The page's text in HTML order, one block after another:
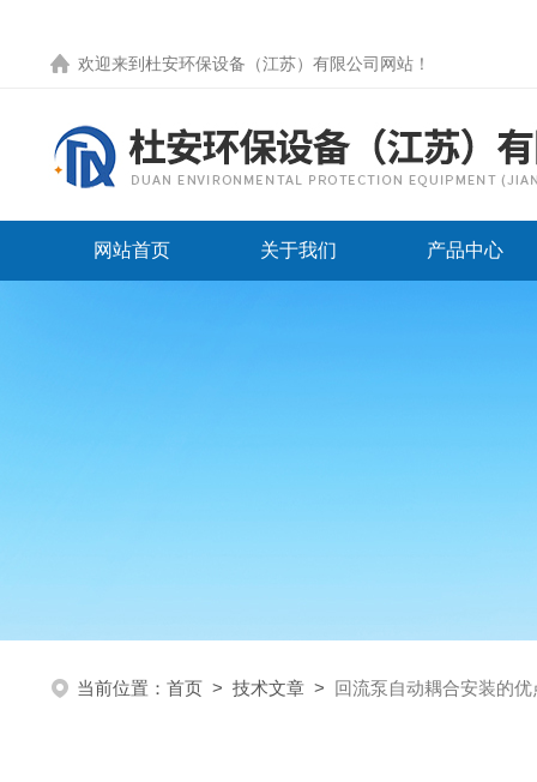
欢迎来到 杜安环保设备（江苏）有限公司网站 ！
网站首页 关于我们 产品中心
当前位置： 首页 > 技术文章 > 回流泵自动耦合安装的优